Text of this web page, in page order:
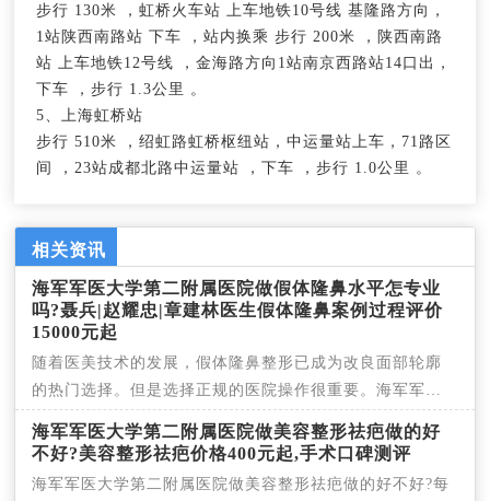
步行 130米 ，虹桥火车站 上车地铁10号线 基隆路方向，
1站陕西南路站 下车 ，站内换乘 步行 200米 ，陕西南路
站 上车地铁12号线 ，金海路方向1站南京西路站14口出，
下车 ，步行 1.3公里 。
5、上海虹桥站
步行 510米 ，绍虹路虹桥枢纽站，中运量站上车，71路区
间 ，23站成都北路中运量站 ，下车 ，步行 1.0公里 。
相关资讯
海军军医大学第二附属医院做假体隆鼻水平怎专业
吗?聂兵|赵耀忠|章建林医生假体隆鼻案例过程评价
15000元起
随着医美技术的发展，假体隆鼻整形已成为改良面部轮廓
的热门选择。但是选择正规的医院操作很重要。海军军医
海军军医大学第二附属医院做美容整形祛疤做的好
不好?美容整形祛疤价格400元起,手术口碑测评
海军军医大学第二附属医院做美容整形祛疤做的好不好?每